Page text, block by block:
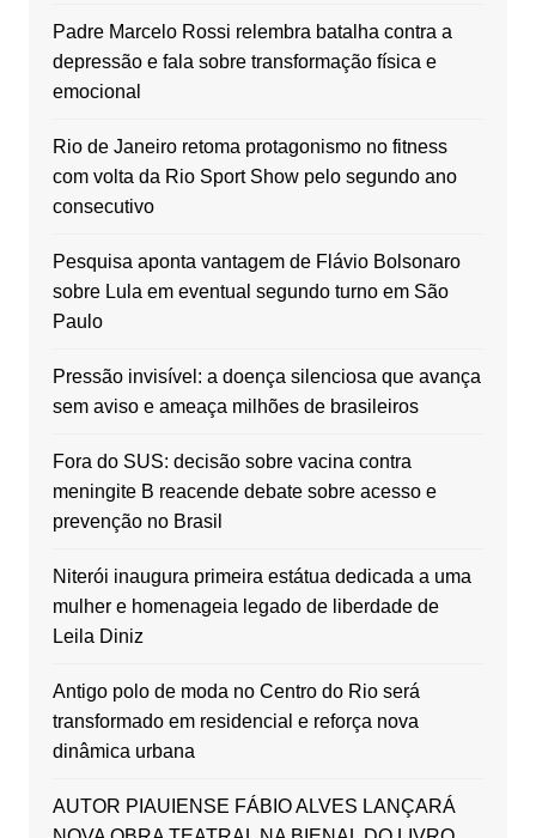
Padre Marcelo Rossi relembra batalha contra a
depressão e fala sobre transformação física e
emocional
Rio de Janeiro retoma protagonismo no fitness
com volta da Rio Sport Show pelo segundo ano
consecutivo
Pesquisa aponta vantagem de Flávio Bolsonaro
sobre Lula em eventual segundo turno em São
Paulo
Pressão invisível: a doença silenciosa que avança
sem aviso e ameaça milhões de brasileiros
Fora do SUS: decisão sobre vacina contra
meningite B reacende debate sobre acesso e
prevenção no Brasil
Niterói inaugura primeira estátua dedicada a uma
mulher e homenageia legado de liberdade de
Leila Diniz
Antigo polo de moda no Centro do Rio será
transformado em residencial e reforça nova
dinâmica urbana
AUTOR PIAUIENSE FÁBIO ALVES LANÇARÁ